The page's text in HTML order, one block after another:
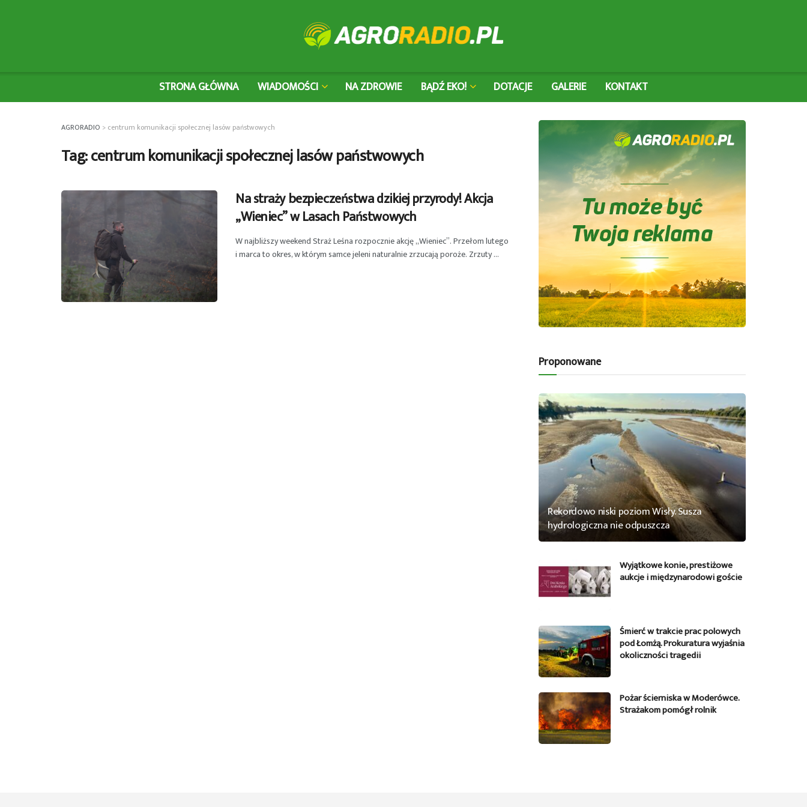
STRONA GŁÓWNA WIADOMOŚCI NA ZDROWIE BĄDŹ EKO! DOTACJE GALERIE KONTAKT
AGRORADIO > centrum komunikacji społecznej lasów państwowych
Tag:centrum komunikacji społecznej lasów państwowych
Na straży bezpieczeństwa dzikiej przyrody! Akcja
„Wieniec” w Lasach Państwowych
W najbliższy weekend Straż Leśna rozpocznie akcję „Wieniec”. Przełom lutego
i marca to okres, w którym samce jeleni naturalnie zrzucają poroże. Zrzuty ...
Proponowane
Rekordowo niski poziom Wisły. Susza
hydrologiczna nie odpuszcza
Wyjątkowe konie, prestiżowe
aukcje i międzynarodowi goście
Śmierć w trakcie prac polowych
pod Łomżą. Prokuratura wyjaśnia
okoliczności tragedii
Pożar ścierniska w Moderówce.
Strażakom pomógł rolnik